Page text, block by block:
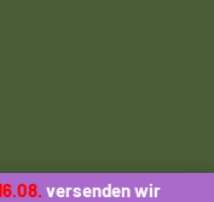
versenden wir
des Naturaum-